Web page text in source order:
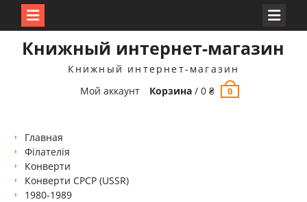
Книжный интернет-магазин
Книжный интернет-магазин
Мой аккаунт
Корзина /0₴ 0
Главная
Філателія
Конверти
Конверти СРСР (USSR)
1980-1989